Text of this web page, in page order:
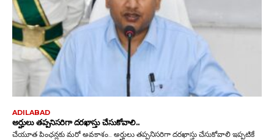
ADILABAD
అర్హులు తప్పనిసరిగా దరఖాస్తు చేసుకోవాలి..
చేయూత పింఛన్లకు మరో అవకాశం.. అర్హులు తప్పనిసరిగా దరఖాస్తు చేసుకోవాలి ఇప్పటికే